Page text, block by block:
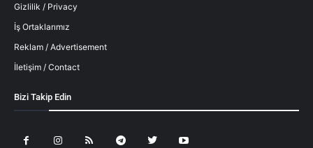
Gizlilik / Privacy
İş Ortaklarımız
Reklam / Advertisement
İletişim / Contact
Bizi Takip Edin